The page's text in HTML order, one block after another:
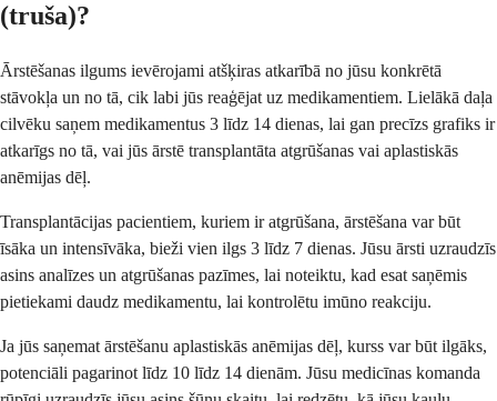
(truša)?
Ārstēšanas ilgums ievērojami atšķiras atkarībā no jūsu konkrētā
stāvokļa un no tā, cik labi jūs reaģējat uz medikamentiem. Lielākā daļa
cilvēku saņem medikamentus 3 līdz 14 dienas, lai gan precīzs grafiks ir
atkarīgs no tā, vai jūs ārstē transplantāta atgrūšanas vai aplastiskās
anēmijas dēļ.
Transplantācijas pacientiem, kuriem ir atgrūšana, ārstēšana var būt
īsāka un intensīvāka, bieži vien ilgs 3 līdz 7 dienas. Jūsu ārsti uzraudzīs
asins analīzes un atgrūšanas pazīmes, lai noteiktu, kad esat saņēmis
pietiekami daudz medikamentu, lai kontrolētu imūno reakciju.
Ja jūs saņemat ārstēšanu aplastiskās anēmijas dēļ, kurss var būt ilgāks,
potenciāli pagarinot līdz 10 līdz 14 dienām. Jūsu medicīnas komanda